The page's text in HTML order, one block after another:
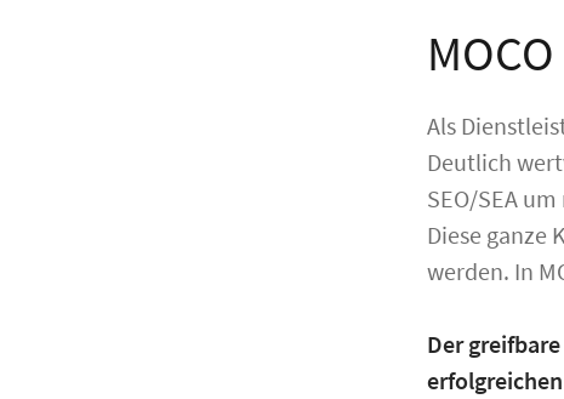
Als
Deutlich
SEO/SEA
Diese ganze
werden. In
Der